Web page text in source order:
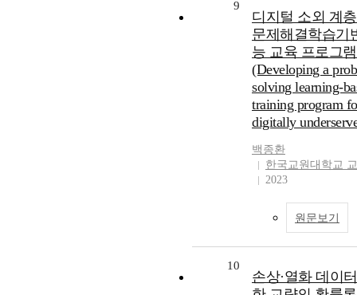
9
디지털 소외 계
문제해결학습기
능 교육 프로그
(Developing a
solving learning-
training program
digitally
백종환
한국교원대학교
2023
원문보기
10
손상·열화 데이